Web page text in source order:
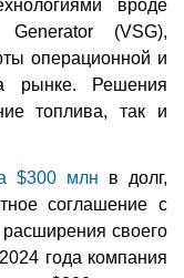
вроде
(VSG),
операционной и
рынке. Решения
топлива, так и
$300 млн в долг,
соглашение с
своего
года компания